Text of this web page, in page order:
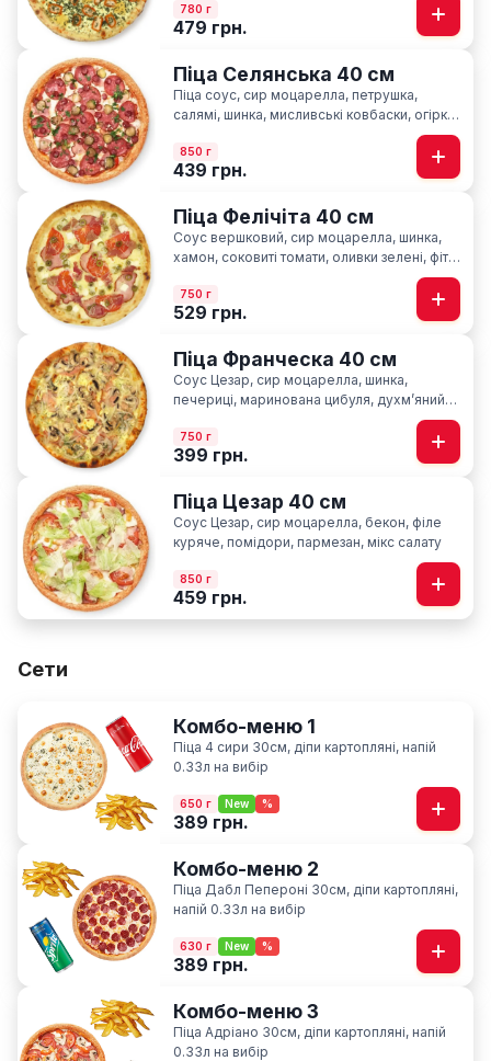
780 г
479 грн.
Піца Селянська 40 см
Піца соус, сир моцарелла, петрушка,
салямі, шинка, мисливські ковбаски, огірки
850 г
439 грн.
Піца Фелічіта 40 см
Соус вершковий, сир моцарелла, шинка,
хамон, соковиті томати, оливки зелені, фіта,
750 г
529 грн.
Піца Франческа 40 см
Соус Цезар, сир моцарелла, шинка,
печериці, маринована цибуля, духмʼяний
750 г
399 грн.
Піца Цезар 40 см
Соус Цезар, сир моцарелла, бекон, філе
куряче, помідори, пармезан, мікс салату
850 г
459 грн.
Сети
Комбо-меню 1
Піца 4 сири 30см, діпи картопляні, напій
0.33л на вибір
650 г New %
389 грн.
Комбо-меню 2
Піца Дабл Пепероні 30см, діпи картопляні,
напій 0.33л на вибір
630 г New %
389 грн.
Комбо-меню 3
Піца Адріано 30см, діпи картопляні, напій
0.33л на вибір